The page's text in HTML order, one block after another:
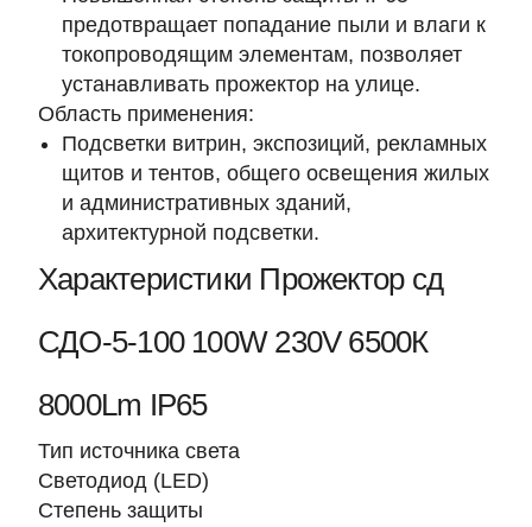
предотвращает попадание пыли и влаги к
токопроводящим элементам, позволяет
устанавливать прожектор на улице.
Область применения:
Подсветки витрин, экспозиций, рекламных
щитов и тентов, общего освещения жилых
и административных зданий,
архитектурной подсветки.
Характеристики Прожектор сд
СДО-5-100 100W 230V 6500К
8000Lm IP65
Тип источника света
Светодиод (LED)
Степень защиты